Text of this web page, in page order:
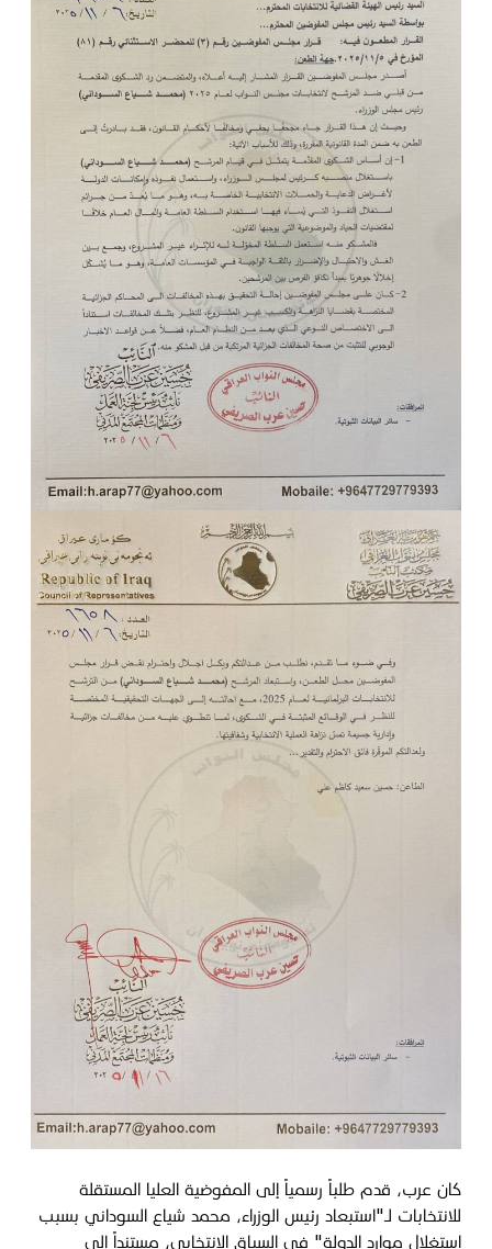
كان عرب، قدم طلباً رسمياً إلى المفوضية العليا المستقلة
للانتخابات لـ"استبعاد رئيس الوزراء، محمد شياع السوداني بسبب
استغلال موارد الدولة" في السباق الانتخابي، مستنداً إلى